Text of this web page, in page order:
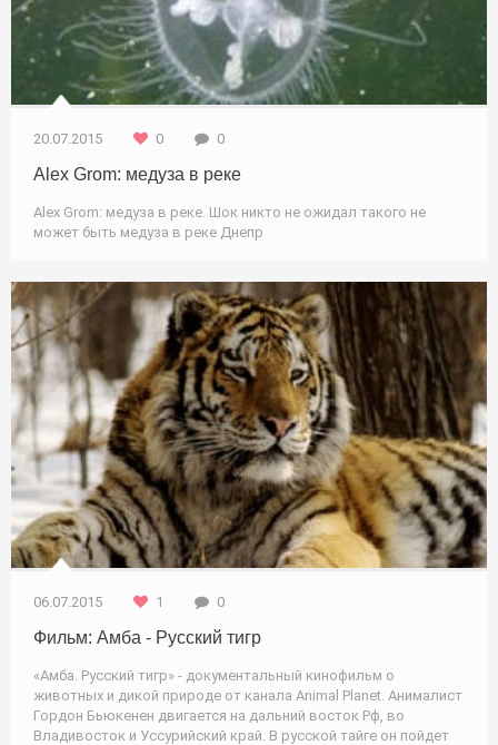
20.07.2015 0 0
Alex Grom: медуза в реке
Alex Grom: медуза в реке. Шок никто не ожидал такого не
может быть медуза в реке Днепр
06.07.2015 1 0
Фильм: Амба - Русский тигр
«Амба. Русский тигр» - документальный кинофильм о
животных и дикой природе от канала Animal Planet. Анималист
Гордон Бьюкенен двигается на дальний восток Рф, во
Владивосток и Уссурийский край. В русской тайге он пойдет